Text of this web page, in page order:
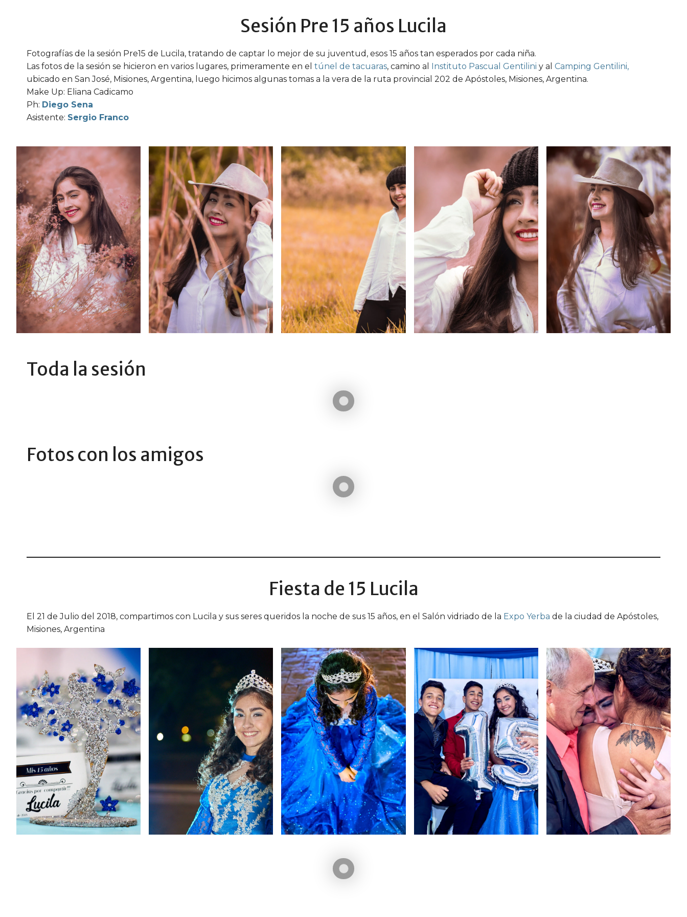
Sesión Pre 15 años Lucila
Fotografías de la sesión Pre15 de Lucila, tratando de captar lo mejor de su juventud, esos 15 años tan esperados por cada niña.
Las fotos de la sesión se hicieron en varios lugares, primeramente en el túnel de tacuaras, camino al Instituto Pascual Gentilini y al Camping Gentilini,
ubicado en San José, Misiones, Argentina, luego hicimos algunas tomas a la vera de la ruta provincial 202 de Apóstoles, Misiones, Argentina.
Make Up: Eliana Cadicamo
Ph: Diego Sena
Asistente: Sergio Franco
Toda la sesión
Fotos con los amigos
Fiesta de 15 Lucila
El 21 de Julio del 2018, compartimos con Lucila y sus seres queridos la noche de sus 15 años, en el Salón vidriado de la Expo Yerba de la ciudad de Apóstoles,
Misiones, Argentina